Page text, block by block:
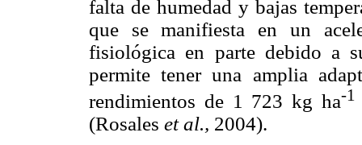
falta de humedad y bajas
que se manifiesta en un
fisiológica en parte debido a
permite tener una amplia
rendimientos de 1 723 kg ha-1
(Rosales et al., 2004).